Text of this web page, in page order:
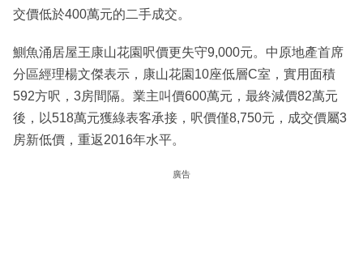
交價低於400萬元的二手成交。
鰂魚涌居屋王康山花園呎價更失守9,000元。中原地產首席
分區經理楊文傑表示，康山花園10座低層C室，實用面積
592方呎，3房間隔。業主叫價600萬元，最終減價82萬元
後，以518萬元獲綠表客承接，呎價僅8,750元，成交價屬3
房新低價，重返2016年水平。
廣告